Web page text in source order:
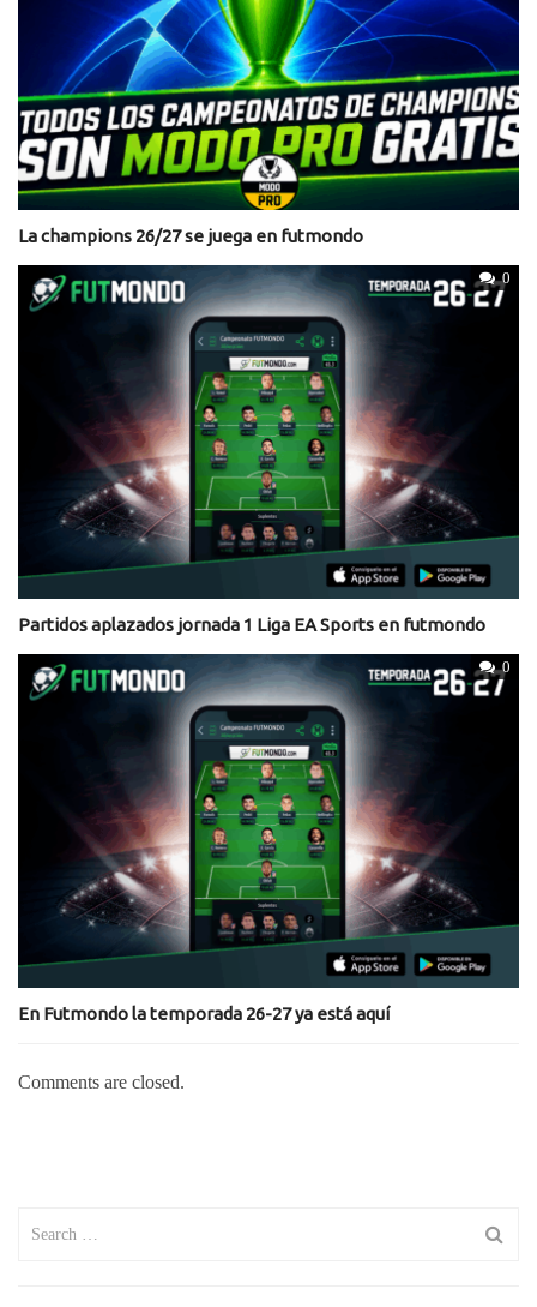
La champions 26/27 se juega en futmondo
0
Partidos aplazados jornada 1 Liga EA Sports en futmondo
0
En Futmondo la temporada 26-27 ya está aquí
Comments are closed.